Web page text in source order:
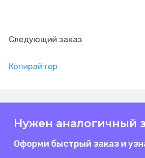
Следующий заказ
Копирайтер
Нужен аналогичный
Оформи быстрый заказ и